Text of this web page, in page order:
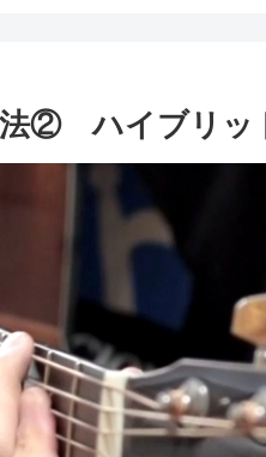
法② ハイブリッ